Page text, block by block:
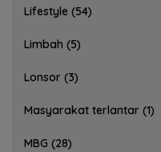
Lifestyle (54)
Limbah (5)
Lonsor (3)
Masyarakat terlantar (1)
MBG (28)